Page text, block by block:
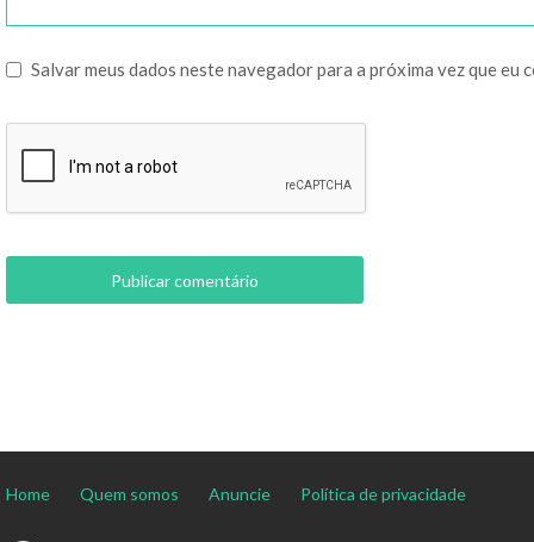
Salvar meus dados neste navegador para a próxima vez que eu
Home Quem somos Anuncie Política de privacidade